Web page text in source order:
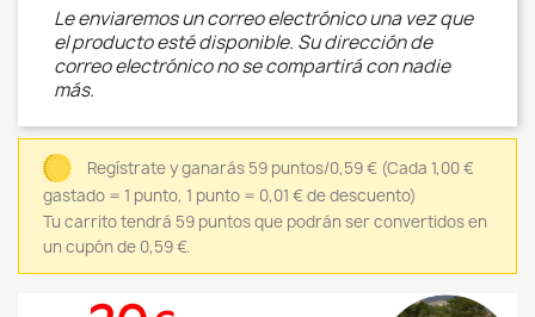
Le enviaremos un correo electrónico una vez que
el producto esté disponible. Su dirección de
correo electrónico no se compartirá con nadie
más.
Regístrate y ganarás 59 puntos/0,59 € (Cada 1,00 €
gastado = 1 punto, 1 punto = 0,01 € de descuento)
Tu carrito tendrá 59 puntos que podrán ser convertidos en
un cupón de 0,59 €.